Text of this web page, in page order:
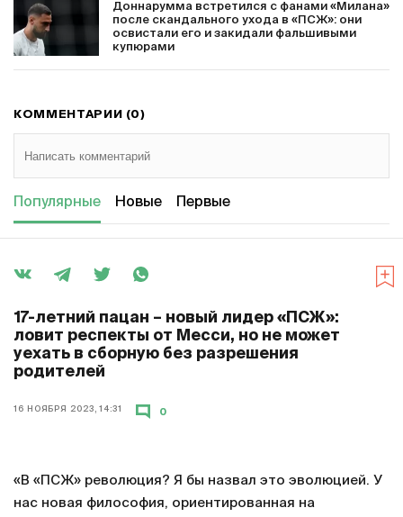
Доннарумма встретился с фанами «Милана»
после скандального ухода в «ПСЖ»: они
освистали его и закидали фальшивыми
купюрами
КОММЕНТАРИИ (0)
Популярные Новые Первые
17-летний пацан – новый лидер «ПСЖ»:
ловит респекты от Месси, но не может
уехать в сборную без разрешения
родителей
16 НОЯБРЯ 2023, 14:31 0
«В «ПСЖ» революция? Я бы назвал это эволюцией. У
нас новая философия, ориентированная на